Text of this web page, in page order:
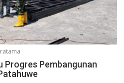
Progres Pembangunan